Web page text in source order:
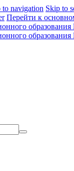
to navigation Skip to
Перейти к